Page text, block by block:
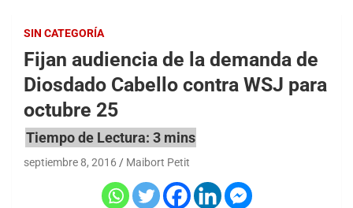
SIN CATEGORÍA
Fijan audiencia de la demanda de
Diosdado Cabello contra WSJ para
octubre 25
septiembre 8, 2016 Maibort Petit